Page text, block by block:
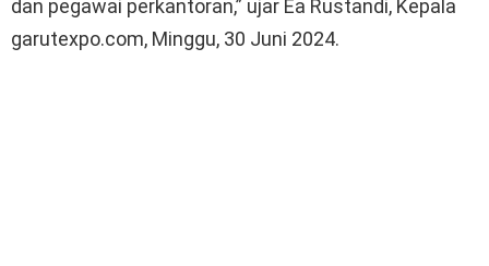
dan pegawai perkantoran,” ujar Ea Rustandi, Kepala
garutexpo.com, Minggu, 30 Juni 2024.